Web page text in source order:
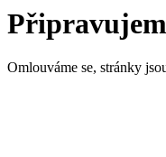
Omlouváme se, stránky